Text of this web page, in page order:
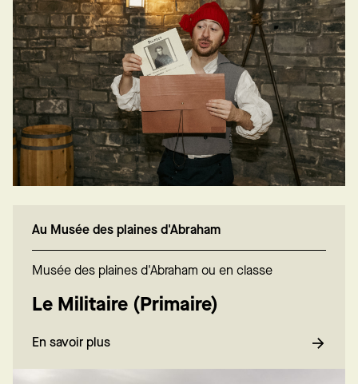
Au Musée des plaines d'Abraham
Musée des plaines d'Abraham ou en classe
Le Militaire (Primaire)
En savoir plus